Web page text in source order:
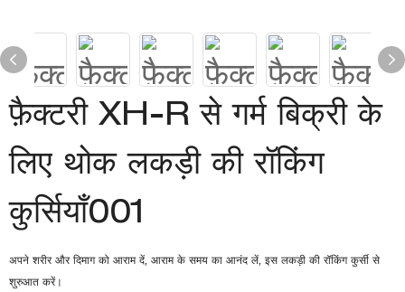
फ़ैक्टरी XH-R से गर्म बिक्री के
लिए थोक लकड़ी की रॉकिंग
कुर्सियाँ001
अपने शरीर और दिमाग को आराम दें, आराम के समय का आनंद लें, इस लकड़ी की रॉकिंग कुर्सी से
शुरुआत करें।